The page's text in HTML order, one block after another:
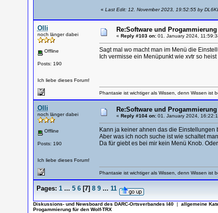
« Last Edit: 12. November 2023, 19:52:55 by
Olli
noch länger dabei
Offline
Posts: 190
Ich liebe dieses Forum!
Re:Software und
« Reply #103 on:01. January 2024,
Sagt mal wo macht man im Menü die
Ich vermisse ein Menüpunkt wie xvtr so
Phantasie ist wichtiger als Wissen, denn Wissen ist
Olli
noch länger dabei
Offline
Posts: 190
Ich liebe dieses Forum!
Re:Software und
« Reply #104 on:01. January 2024,
Kann ja keiner ahnen das die
Aber was ich noch suche ist wie schaltet
Da für giebt es bei mir kein Menü Knob.
Phantasie ist wichtiger als Wissen, denn Wissen ist
Pages: 1 ... 5 6[7] 8 9 ... 11
Diskussions- und Newsboard des DARC-Ortsverbandes I40 |
allgemeine
Progammierung für den Wolf-TRX